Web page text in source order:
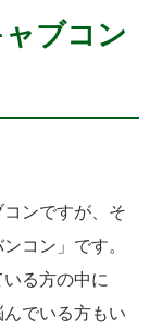
ブコン
ンですが、そ
コン」です。
る方の中に
でいる方もい